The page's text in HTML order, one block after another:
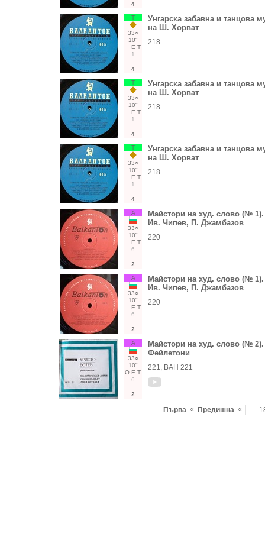
4
Т
33○
10"
Е Т
1
4
Унгарска забавна и танцова
на Ш. Хорват
218
Т
33○
10"
Е Т
1
4
Унгарска забавна и танцова
на Ш. Хорват
218
Т
33○
10"
Е Т
1
4
Унгарска забавна и танцова
на Ш. Хорват
218
А
33○
10"
Е Т
6
2
Майстори на худ. слово (№
Ив. Чипев, П. Джамбазов
220
А
33○
10"
Е Т
6
2
Майстори на худ. слово (№
Ив. Чипев, П. Джамбазов
220
А
33○
10"
О Е Т
6
2
Майстори на худ. слово (№
Фейлетони
221, ВАН 221
Първа « Предишна «